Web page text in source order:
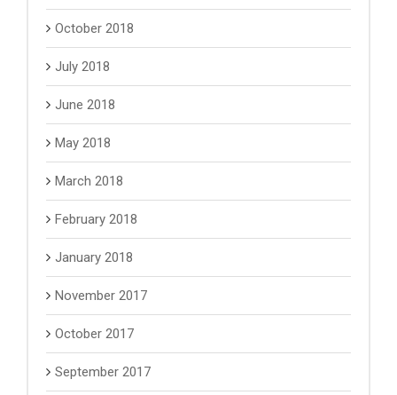
October 2018
July 2018
June 2018
May 2018
March 2018
February 2018
January 2018
November 2017
October 2017
September 2017